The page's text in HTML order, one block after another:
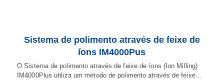
Sistema de polimento através de feixe de
íons IM4000Pus
O Sistema de polimento através de feixe de íons (Ion Milling)
IM4000Plus utiliza um método de polimento através de feixe…